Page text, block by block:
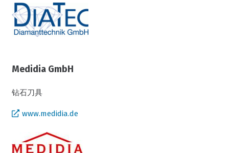
Medidia GmbH
钻石刀具
www.medidia.de